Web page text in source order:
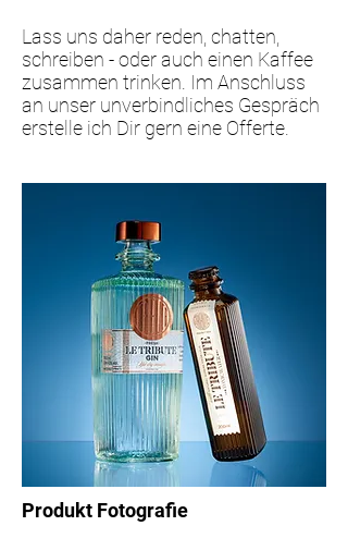
Lass uns daher reden, chatten,
schreiben - oder auch einen Kaffee
zusammen trinken. Im Anschluss
an unser unverbindliches Gespräch
erstelle ich Dir gern eine Offerte.
Produkt Fotografie